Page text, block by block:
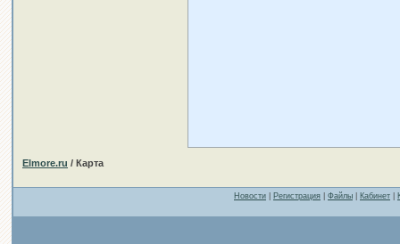
Elmore.ru / Карта
Новости Регистрация Файлы Кабинет